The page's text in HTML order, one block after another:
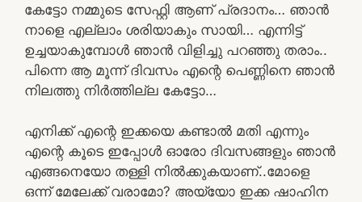
കേട്ടോ നമ്മുടെ സേഫ്റ്റി ആണ് പ്രദാനം… ഞാൻ
നാളെ എല്ലാം ശരിയാകും സായി… എന്നിട്ട്
ഉച്ചയാകുമ്പോൾ ഞാൻ വിളിച്ചു പറഞ്ഞു തരാം..
പിന്നെ ആ മൂന്ന് ദിവസം എന്റെ പെണ്ണിനെ ഞാൻ
നിലത്തു നിർത്തില്ല കേട്ടോ…
എനിക്ക് എന്റെ ഇക്കയെ കണ്ടാൽ മതി എന്നും
എന്റെ കൂടെ ഇപ്പോൾ ഓരോ ദിവസങ്ങളും ഞാൻ
എങ്ങനെയോ തള്ളി നിൽക്കുകയാണ്..മോളെ
ഒന്ന് മേലേക്ക് വരാമോ? അയ്യോ ഇക്ക ഷാഹിന